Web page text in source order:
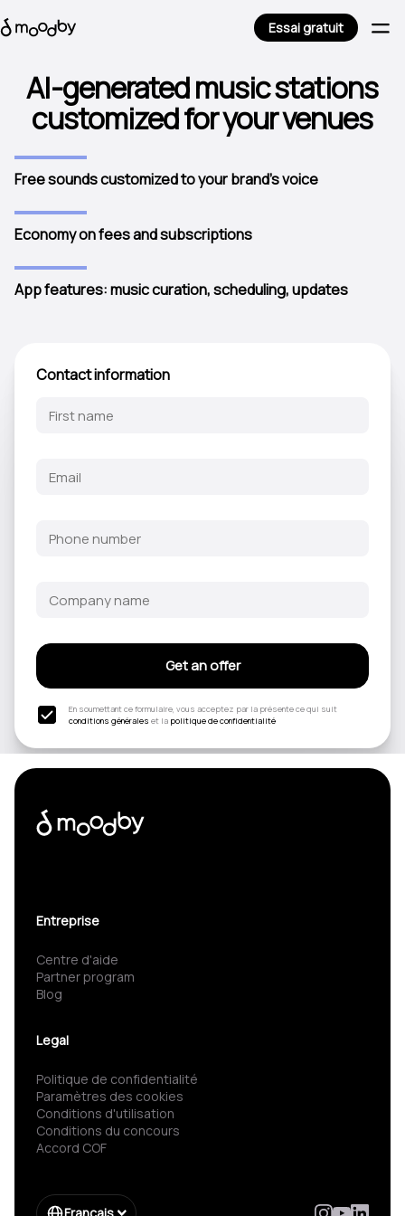
Essai gratuit
AI-generated music stations
customized for your venues
Free sounds customized to your brand's voice
Economy on fees and subscriptions
App features: music curation, scheduling, updates
Contact information
Get an offer
En soumettant ce formulaire, vous acceptez par la présente ce qui suit
conditions générales et la politique de confidentialité
Entreprise
Centre d'aide
Partner program
Blog
Legal
Politique de confidentialité
Paramètres des cookies
Conditions d'utilisation
Conditions du concours
Accord COF